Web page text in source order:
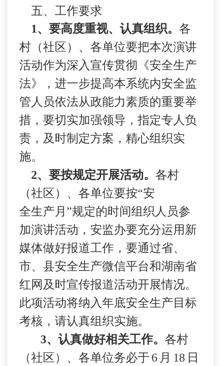
五、工作要求
1、要高度重视、认真组织。 各
村（社区）、各单位要把本次演讲
活动作为深入宣传贯彻《安全生产
法》，进一步提高本系统内安全监
管人员依法从政能力素质的重要举
措，要切实加强领导，指定专人负
责，及时制定方案，精心组织实
施。
2、要按规定开展活动。 各村
（社区）、各单位要按“安
全生产月 ”规定的时间组织人员参
加演讲活动，安监办要充分运用新
媒体做好报道工作，要通过省、
市、县安全生产微信平台和湖南省
红网及时宣传报道活动开展情况。
此项活动将纳入年底安全生产目标
考核，请认真组织实施。
3、认真做好相关工作。 各村
（社区）、各单位务必于 6 月 18 日